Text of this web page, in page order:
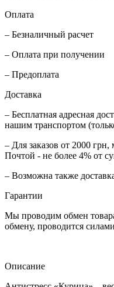
Оплата
– Безналичный расчет
– Оплата при получении
– Предоплата
Доставка
– Бесплатная адресная
нашим транспортом
– Для заказов от 2000
Почтой - не более 4% от
– Возможна также
Гарантии
Мы проводим обмен
обмену, проводится
Описание